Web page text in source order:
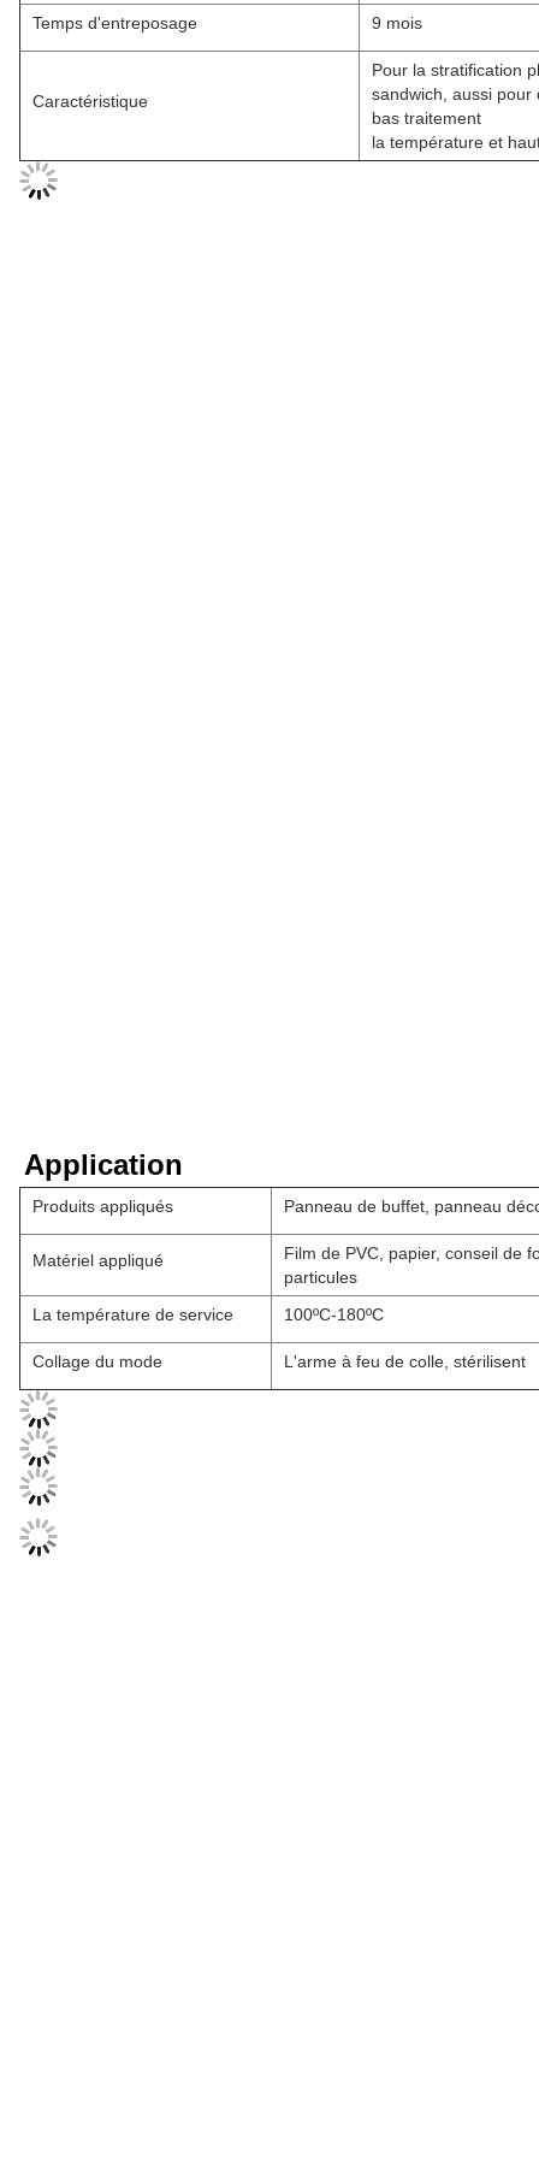
Temps d'entreposage 9 mois
Caractéristique
Pour la stratification
sandwich, aussi pour
bas traitement
la température et
Application
Produits appliqués Panneau de buffet, panneau
Matériel appliqué
Film de PVC, papier, conseil de
particules
La température de service
100ºC-180ºC
Collage du mode L'arme à feu de colle, stérilisent